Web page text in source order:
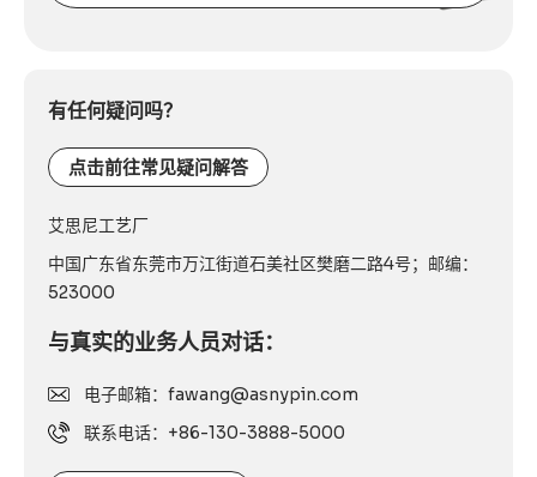
电
有任何疑问吗？
点击前往常见疑问解答
艾思尼工艺厂
中国广东省东莞市万江街道石美社区樊磨二路4号；邮编：
523000
与真实的业务人员对话：
电子邮箱：fawang@asnypin.com
联系电话：+86-130-3888-5000